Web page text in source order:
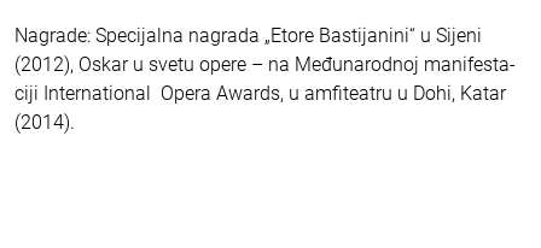
Na­gra­de: Spe­ci­jal­na na­gra­da „Eto­re Ba­sti­ja­ni­ni“ u Si­je­ni
(2012), Oskar u sve­tu ope­re – na Me­đu­na­rod­noj ma­ni­fe­sta­
ci­ji In­ter­na­ti­o­nal Ope­ra Awards, u am­fi­te­a­tru u Do­hi, Ka­tar
(2014).